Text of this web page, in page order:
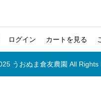
ログイン カートを見る
うおぬま倉友農園 All Rights